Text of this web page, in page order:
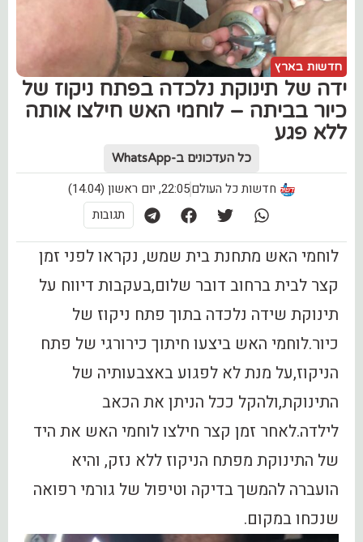
חדשות בארץ
ידה של תינוקת נלכדה בפתח ניקוז של
כיור בביתה – לוחמי האש חילצו אותה
ללא פגע
כל העדכונים ב-WhatsApp
חדשות כל העולם22:05, יום ראשון (14.04)
תגובות
לוחמי האש מתחנת בית שמש, נקראו לפני זמן
קצר לבית ברחוב דובר שלום,בעקבות דיווח על
תינוקת שידה נלכדה בתוך פתח ניקוז של
כיור.לוחמי האש ביצעו חיתוך כירורגי של פתח
הניקוז,על מנת לא לפגוע באצבעותיה של
התינוקת,ולהקל ככל הניתן את הכאב
לילדה.לאחר זמן קצר חילצו לוחמי האש את היד
של התינוקת מפתח הניקוז ללא נזק, והיא
הועברה להמשך בדיקה וטיפול של גורמי רפואה
שנכחו במקום.